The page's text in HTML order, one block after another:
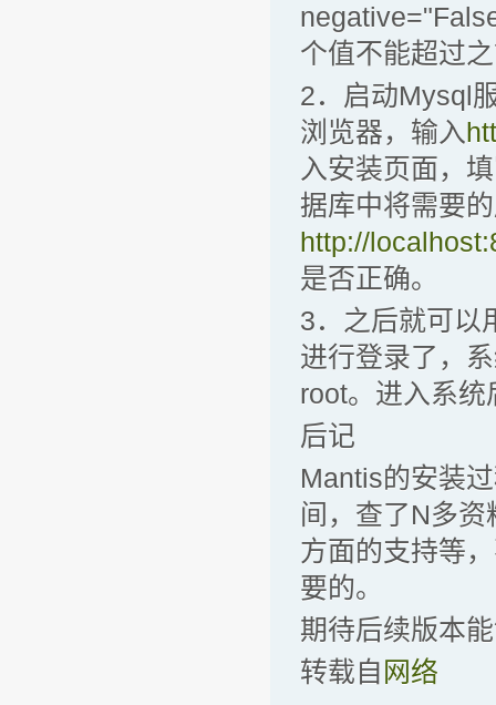
个值不能超过
2．启动Mysql
浏览器，输入
入安装页面，
据库中将需要
http://
是否正确。
3．之后就可以
进行登录了，
root。进入系
后记
Mantis的安装
间，查了N多
方面的支持等
要的。
期待后续版本
转载自 网络